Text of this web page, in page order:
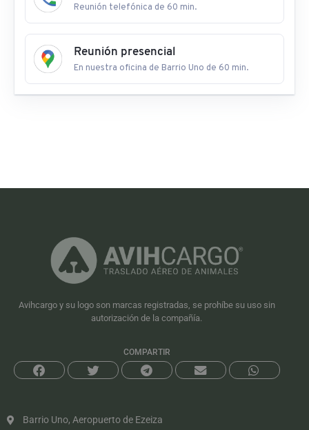
Reunión telefónica de 60 min.
Reunión presencial
En nuestra oficina de Barrio Uno de 60 min.
Avihcargo y su logo son marcas registradas, se prohíbe su uso sin
autorización de la compañía.
COMPARTIR
Barrio Uno, Aeropuerto de Ezeiza